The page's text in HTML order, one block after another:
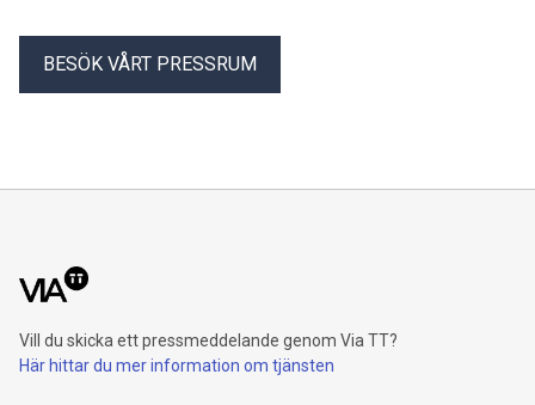
BESÖK VÅRT PRESSRUM
Vill du skicka ett pressmeddelande genom Via TT?
Här hittar du mer information om tjänsten